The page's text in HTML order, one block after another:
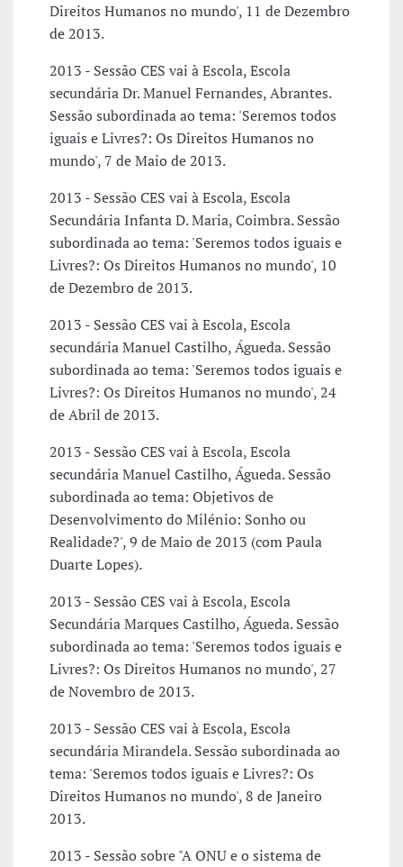
Direitos Humanos no mundo', 11 de Dezembro
de 2013.
2013 - Sessão CES vai à Escola, Escola
secundária Dr. Manuel Fernandes, Abrantes.
Sessão subordinada ao tema: 'Seremos todos
iguais e Livres?: Os Direitos Humanos no
mundo', 7 de Maio de 2013.
2013 - Sessão CES vai à Escola, Escola
Secundária Infanta D. Maria, Coimbra. Sessão
subordinada ao tema: 'Seremos todos iguais e
Livres?: Os Direitos Humanos no mundo', 10
de Dezembro de 2013.
2013 - Sessão CES vai à Escola, Escola
secundária Manuel Castilho, Águeda. Sessão
subordinada ao tema: 'Seremos todos iguais e
Livres?: Os Direitos Humanos no mundo', 24
de Abril de 2013.
2013 - Sessão CES vai à Escola, Escola
secundária Manuel Castilho, Águeda. Sessão
subordinada ao tema: Objetivos de
Desenvolvimento do Milénio: Sonho ou
Realidade?', 9 de Maio de 2013 (com Paula
Duarte Lopes).
2013 - Sessão CES vai à Escola, Escola
Secundária Marques Castilho, Águeda. Sessão
subordinada ao tema: 'Seremos todos iguais e
Livres?: Os Direitos Humanos no mundo', 27
de Novembro de 2013.
2013 - Sessão CES vai à Escola, Escola
secundária Mirandela. Sessão subordinada ao
tema: 'Seremos todos iguais e Livres?: Os
Direitos Humanos no mundo', 8 de Janeiro
2013.
2013 - Sessão sobre "A ONU e o sistema de